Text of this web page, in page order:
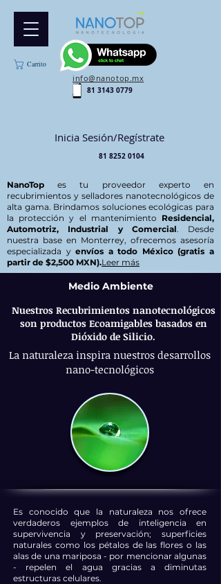
Carrito
info@nanotop.mx
81 3143 0779
Inicia Sesión/Regístrate
81 8252 0104
NanoTop es tu proveedor experto en
recubrimientos y selladores nanotecnológicos de
alta gama. Brindamos soluciones ecológicas para
la protección y el mantenimiento Residencial,
Automotriz, Industrial y Comercial. Desde
nuestra base en Monterrey, ofrecemos asesoría
especializada yenvíos a todo México (gratis a
partir de $2,500 MXN).Leer más
Medio Ambiente
Nuestros Recubrimientos nanotecnológicos
son productos Ecoamigables basados en
Dióxido de Silicio.
La naturaleza inspira nuestros desarrollos
nano-tecnológicos
Es conocido que la naturaleza nos ofrece
verdaderos ejemplos de inteligencia en
supervivencia y preservación; superficies
naturales como los pétalos de las flores o las
alas de una mariposa - por mencionar algunas
- repelen el agua gracias a diminutas
estructuras celulares.